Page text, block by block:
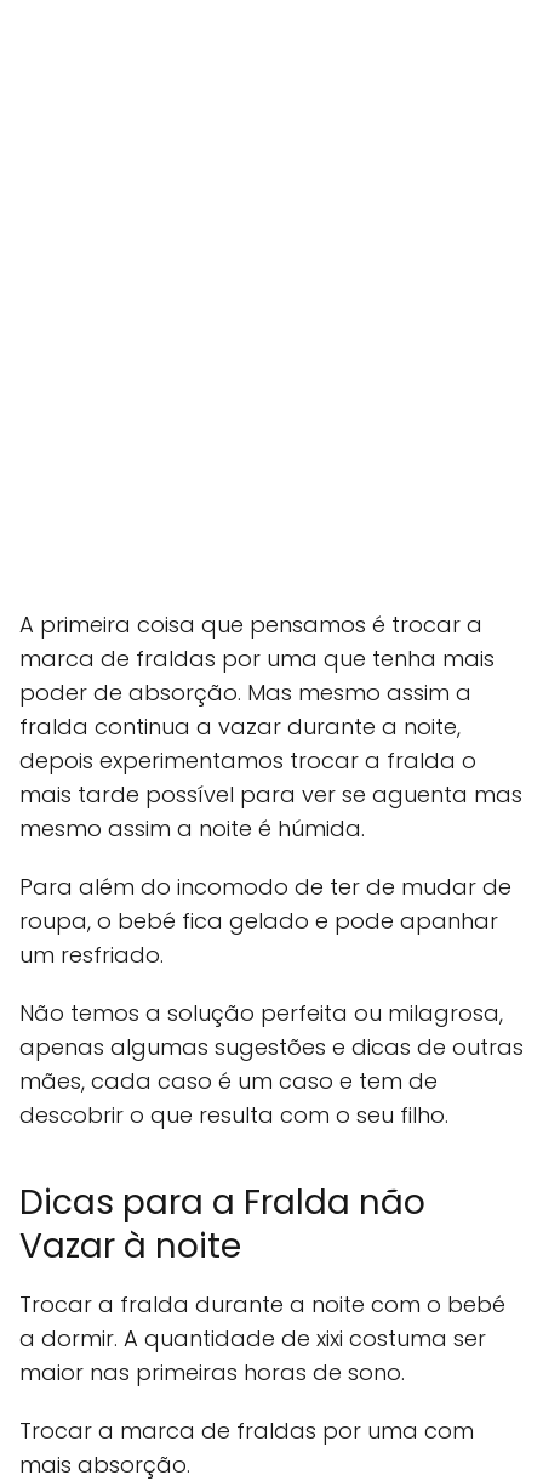
A primeira coisa que pensamos é trocar a
marca de fraldas por uma que tenha mais
poder de absorção. Mas mesmo assim a
fralda continua a vazar durante a noite,
depois experimentamos trocar a fralda o
mais tarde possível para ver se aguenta mas
mesmo assim a noite é húmida.
Para além do incomodo de ter de mudar de
roupa, o bebé fica gelado e pode apanhar
um resfriado.
Não temos a solução perfeita ou milagrosa,
apenas algumas sugestões e dicas de outras
mães, cada caso é um caso e tem de
descobrir o que resulta com o seu filho.
Dicas para a Fralda não
Vazar à noite
Trocar a fralda durante a noite com o bebé
a dormir. A quantidade de xixi costuma ser
maior nas primeiras horas de sono.
Trocar a marca de fraldas por uma com
mais absorção.